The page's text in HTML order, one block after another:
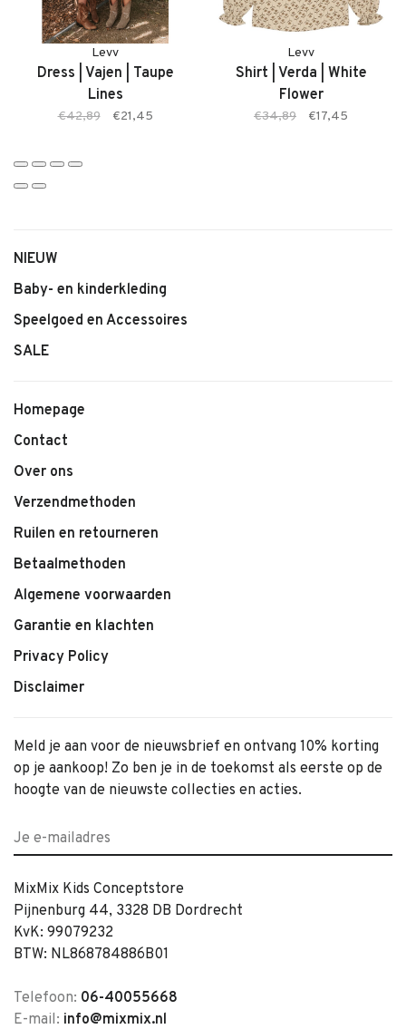
Kenmerken:
• Meisjesrok van LEVV
• Comfortabele pasvorm
• Zachte, soepele stof
• White Flower bloemenprint
Levv
Dress | Vajen | Taupe
Lines
€42,89 €21,45
Levv
Shirt | Verda | White
Flower
€34,89 €17,45
NIEUW
Baby- en kinderkleding
Speelgoed en Accessoires
SALE
Homepage
Contact
Over ons
Verzendmethoden
Ruilen en retourneren
Betaalmethoden
Algemene voorwaarden
Garantie en klachten
Privacy Policy
Disclaimer
Meld je aan voor de nieuwsbrief en ontvang 10% korting
op je aankoop! Zo ben je in de toekomst als eerste op de
hoogte van de nieuwste collecties en acties.
MixMix Kids Conceptstore
Pijnenburg 44, 3328 DB Dordrecht
KvK: 99079232
BTW: NL868784886B01
Telefoon: 06-40055668
E-mail: info@mixmix.nl